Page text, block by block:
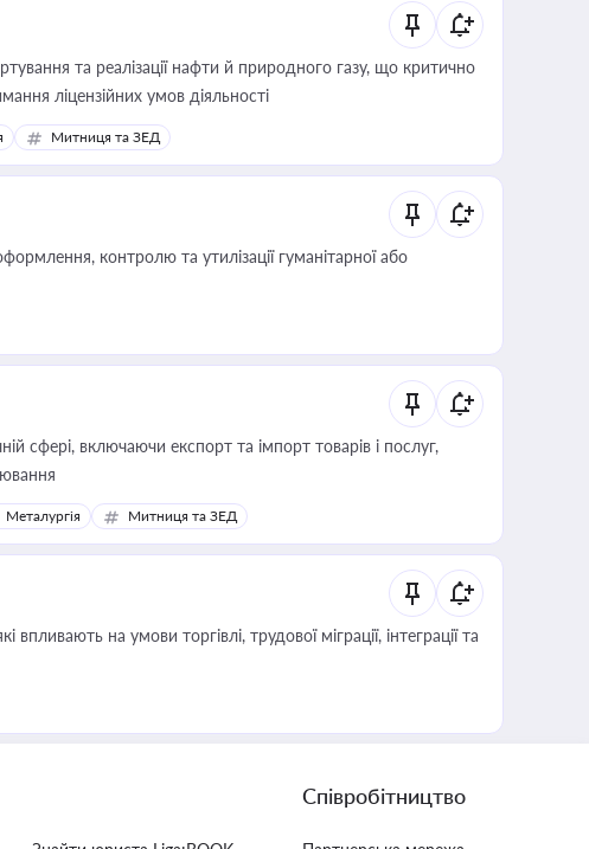
та реалізації нафти й природного газу, що критично
ліцензійних умов діяльності
Митниця та ЗЕД
контролю та утилізації гуманітарної або
сфері, включаючи експорт та імпорт товарів і послуг,
Металургія Митниця та ЗЕД
Співробітництво